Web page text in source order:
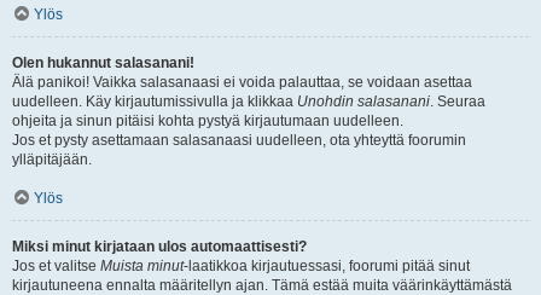
Ylös
Olen hukannut salasanani!
Älä panikoi! Vaikka salasanaasi ei voida palauttaa, se voidaan asettaa
uudelleen. Käy kirjautumissivulla ja klikkaa Unohdin salasanani. Seuraa
ohjeita ja sinun pitäisi kohta pystyä kirjautumaan uudelleen.
Jos et pysty asettamaan salasanaasi uudelleen, ota yhteyttä foorumin
ylläpitäjään.
Ylös
Miksi minut kirjataan ulos automaattisesti?
Jos et valitse Muista minut-laatikkoa kirjautuessasi, foorumi pitää sinut
kirjautuneena ennalta määritellyn ajan. Tämä estää muita väärinkäyttämästä